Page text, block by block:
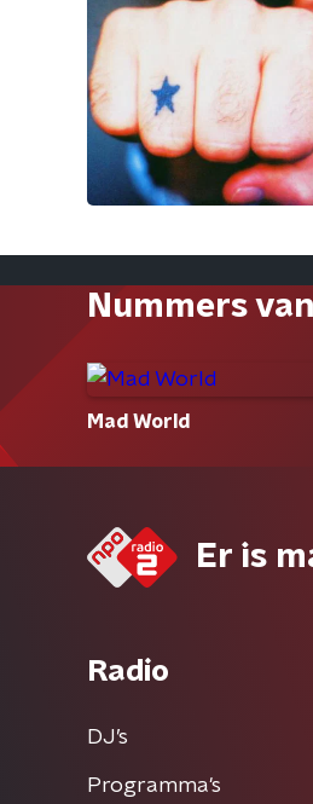
Nummers
Mad World
Er is
Radio
DJ’s
Programma's